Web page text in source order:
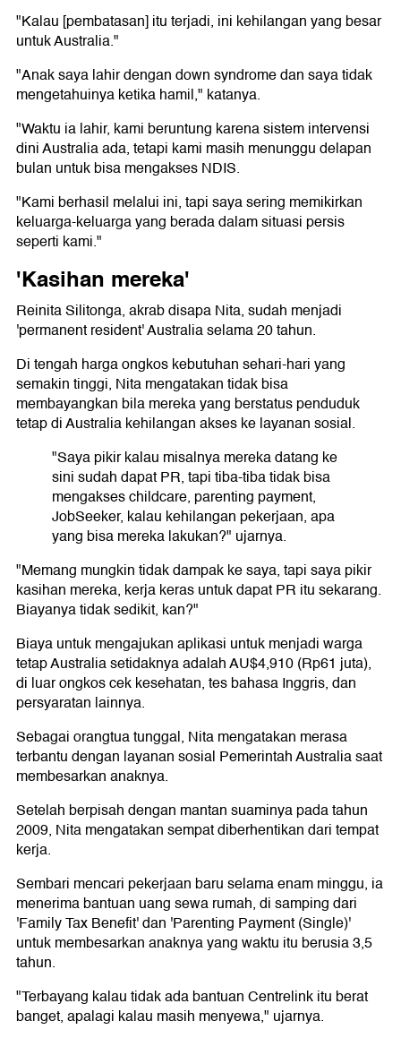
"Kalau [pembatasan] itu terjadi, ini kehilangan yang besar
untuk Australia."
"Anak saya lahir dengan down syndrome dan saya tidak
mengetahuinya ketika hamil," katanya.
"Waktu ia lahir, kami beruntung karena sistem intervensi
dini Australia ada, tetapi kami masih menunggu delapan
bulan untuk bisa mengakses NDIS.
"Kami berhasil melalui ini, tapi saya sering memikirkan
keluarga-keluarga yang berada dalam situasi persis
seperti kami."
'Kasihan mereka'
Reinita Silitonga, akrab disapa Nita, sudah menjadi
'permanent resident' Australia selama 20 tahun.
Di tengah harga ongkos kebutuhan sehari-hari yang
semakin tinggi, Nita mengatakan tidak bisa
membayangkan bila mereka yang berstatus penduduk
tetap di Australia kehilangan akses ke layanan sosial.
"Saya pikir kalau misalnya mereka datang ke
sini sudah dapat PR, tapi tiba-tiba tidak bisa
mengakses childcare, parenting payment,
JobSeeker, kalau kehilangan pekerjaan, apa
yang bisa mereka lakukan?" ujarnya.
"Memang mungkin tidak dampak ke saya, tapi saya pikir
kasihan mereka, kerja keras untuk dapat PR itu sekarang.
Biayanya tidak sedikit, kan?"
Biaya untuk mengajukan aplikasi untuk menjadi warga
tetap Australia setidaknya adalah AU$4,910 (Rp61 juta),
di luar ongkos cek kesehatan, tes bahasa Inggris, dan
persyaratan lainnya.
Sebagai orangtua tunggal, Nita mengatakan merasa
terbantu dengan layanan sosial Pemerintah Australia saat
membesarkan anaknya.
Setelah berpisah dengan mantan suaminya pada tahun
2009, Nita mengatakan sempat diberhentikan dari tempat
kerja.
Sembari mencari pekerjaan baru selama enam minggu, ia
menerima bantuan uang sewa rumah, di samping dari
'Family Tax Benefit' dan 'Parenting Payment (Single)'
untuk membesarkan anaknya yang waktu itu berusia 3,5
tahun.
"Terbayang kalau tidak ada bantuan Centrelink itu berat
banget, apalagi kalau masih menyewa," ujarnya.